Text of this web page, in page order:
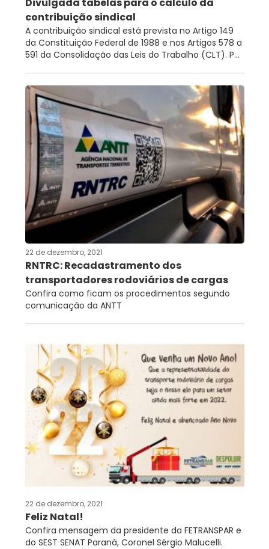
contribuição sindical
A contribuição sindical está prevista no Artigo 149
da Constituição Federal de 1988 e nos Artigos 578 a
591 da Consolidação das Leis do Trabalho (CLT). P...
22 de dezembro, 2021
RNTRC: Recadastramento dos
transportadores rodoviários de cargas
Confira como ficam os procedimentos segundo
comunicação da ANTT
22 de dezembro, 2021
Feliz Natal!
Confira mensagem da presidente da FETRANSPAR e
do SEST SENAT Paraná, Coronel Sérgio Malucelli.